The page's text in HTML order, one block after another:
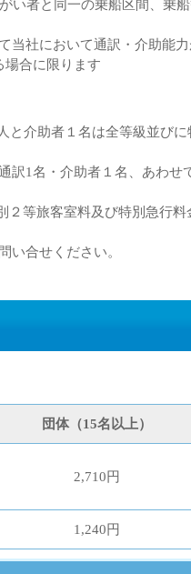
者と同一の乗船区間、乗
当社において通訳・介助能力
場合に限ります
と介助者１名は全等級並びに
訳1名・介助者１名、あわせ
等旅客室料及び特別急行料
い合せください。
団体（15名以上）
2,710円
1,240円